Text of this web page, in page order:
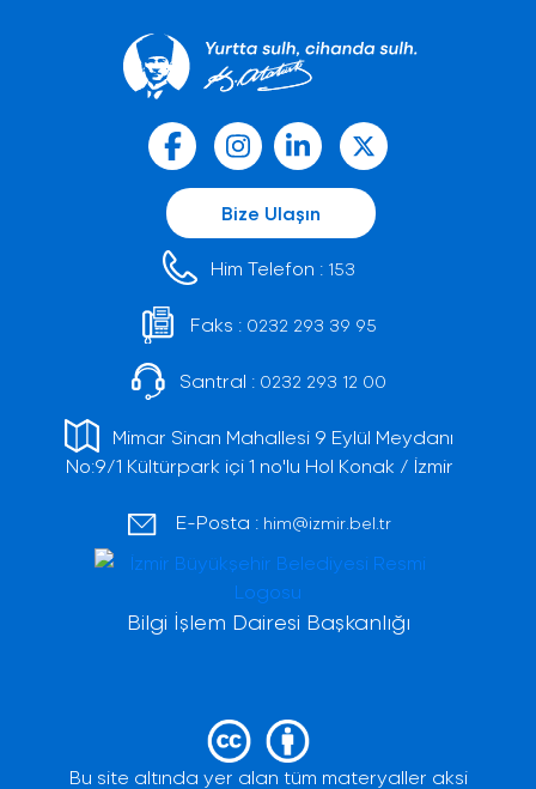
Bize Ulaşın
Him Telefon : 153
Faks : 0232 293 39 95
Santral : 0232 293 12 00
Mimar Sinan Mahallesi 9 Eylül Meydanı
No:9/1 Kültürpark içi 1 no'lu Hol Konak / İzmir
E-Posta : him@izmir.bel.tr
Bilgi İşlem Dairesi Başkanlığı
Bu site altında yer alan tüm materyaller aksi